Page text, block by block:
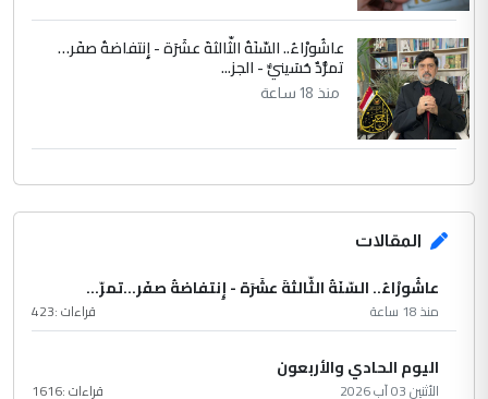
عاشُورْاءُ.. السّنَةُ الثّالثةَ عشَرَة - إِنتفاضةُ صفَر…
تمرُّدٌ حُسَينيٌّ - الجز...
منذ 18 ساعة
المقالات
عاشُورْاءُ.. السّنَةُ الثّالثةَ عشَرَة - إِنتفاضةُ صفَر…تمرّ...
منذ 18 ساعة قراءات :423
اليوم الحادي والأربعون
الأثنين 03 آب 2026 قراءات :1616